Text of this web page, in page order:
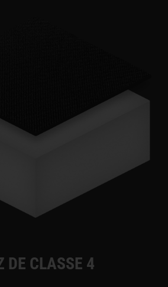
DE CLASSE 4